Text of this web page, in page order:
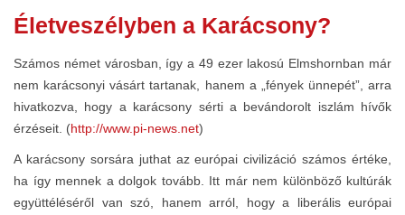
Életveszélyben a Karácsony?
Számos német városban, így a 49 ezer lakosú Elmshornban már
nem karácsonyi vásárt tartanak, hanem a „fények ünnepét”, arra
hivatkozva, hogy a karácsony sérti a bevándorolt iszlám hívők
érzéseit. (http://www.pi-news.net)
A karácsony sorsára juthat az európai civilizáció számos értéke,
ha így mennek a dolgok tovább. Itt már nem különböző kultúrák
együttéléséről van szó, hanem arról, hogy a liberális európai